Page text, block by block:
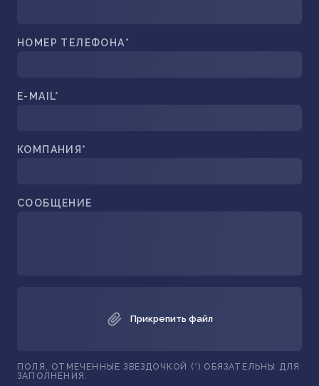
НОМЕР ТЕЛЕФОНА*
E-MAIL*
КОМПАНИЯ*
СООБЩЕНИЕ
Прикрепить файл
ПОЛЯ, ОТМЕЧЕННЫЕ ЗВЕЗДОЧКОЙ (*) ОБЯЗАТЕЛЬНЫ ДЛЯ
ЗАПОЛНЕНИЯ.